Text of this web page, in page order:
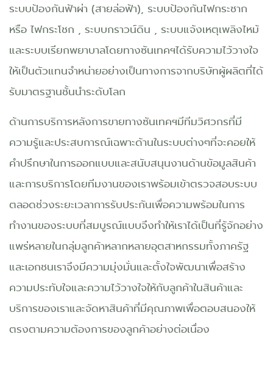
ระบบป้องกันฟ้าผ่า (สายล่อฟ้า), ระบบป้องกันไฟกระชาก
หรือ ไฟกระโชก , ระบบกราวน์ดิน , ระบบแจ้งเหตุเพลิงไหม้
และระบบเรียกพยาบาลโดยทางซันเทคฯได้รับความไว้วางใจ
ให้เป็นตัวแทนจำหน่ายอย่างเป็นทางการจากบริษัทผู้ผลิตที่ได้
รับมาตรฐานชั้นนำระดับโลก
ด้านการบริการหลังการขายทางซันเทคฯมีทีมวิศวกรที่มี
ความรู้และประสบการณ์เฉพาะด้านในระบบต่างๆที่จะคอยให้
คำปรึกษาในการออกแบบและสนับสนุนงานด้านข้อมูลสินค้า
และการบริการโดยทีมงานของเราพร้อมเข้าตรวจสอบระบบ
ตลอดช่วงระยะเวลาการรับประกันเพื่อความพร้อมในการ
ทำงานของระบบที่สมบูรณ์แบบจึงทำให้เราได้เป็นที่รู้จักอย่าง
แพร่หลายในกลุ่มลูกค้าหลากหลายอุตสาหกรรมทั้งภาครัฐ
และเอกชนเราจึงมีความมุ่งมั่นและตั้งใจพัฒนาเพื่อสร้าง
ความประทับใจและความไว้วางใจให้กับลูกค้าในสินค้าและ
บริการของเราและจัดหาสินค้าที่มีคุณภาพเพื่อตอบสนองให้
ตรงตามความต้องการของลูกค้าอย่างต่อเนื่อง